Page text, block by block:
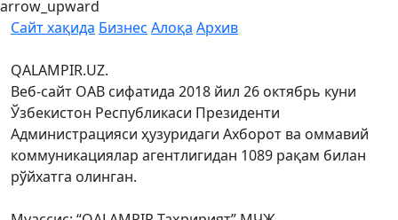
arrow_upward
Сайт хақида Бизнес Алоқа Архив
QALAMPIR.UZ.
Веб-сайт ОАВ сифатида 2018 йил 26 октябрь куни
Ўзбекистон Республикаси Президенти
Администрацияси ҳузуридаги Ахборот ва оммавий
коммуникациялар агентлигидан 1089 рақам билан
рўйхатга олинган.